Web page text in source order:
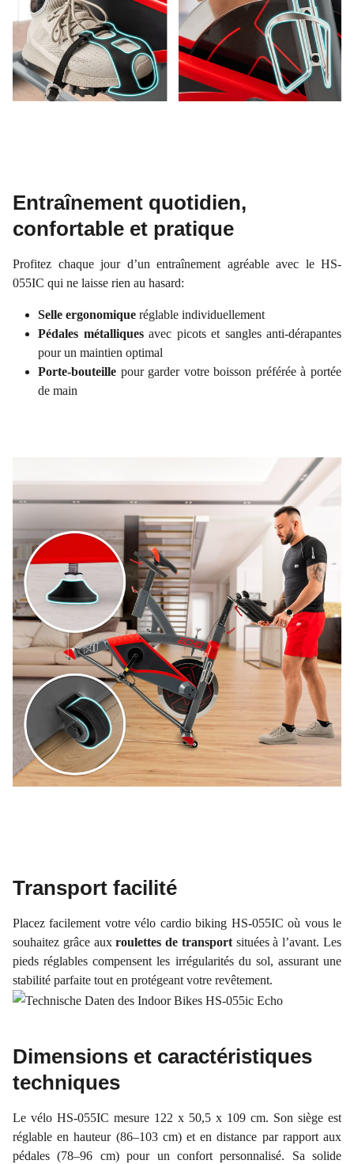
Entraînement quotidien,
confortable et pratique
Profitez chaque jour d’un entraînement agréable avec le HS-
055IC qui ne laisse rien au hasard:
Selle ergonomique réglable individuellement
Pédales métalliques avec picots et sangles anti-dérapantes
pour un maintien optimal
Porte-bouteille pour garder votre boisson préférée à portée
de main
Transport facilité
Placez facilement votre vélo cardio biking HS-055IC où vous le
souhaitez grâce auxroulettes de transportsituées à l’avant. Les
pieds réglables compensent les irrégularités du sol, assurant une
stabilité parfaite tout en protégeant votre revêtement.
Dimensions et caractéristiques
techniques
Le vélo HS-055IC mesure 122 x 50,5 x 109 cm. Son siège est
réglable en hauteur (86–103 cm) et en distance par rapport aux
pédales (78–96 cm) pour un confort personnalisé. Sa solide